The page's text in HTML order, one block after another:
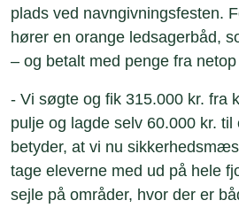
plads ved navngivningsfesten.
hører en orange ledsagerbåd,
– og betalt med penge fra
- Vi søgte og fik 315.000 kr. fra
pulje og lagde selv 60.000 kr.
betyder, at vi nu
tage eleverne med ud på hele
sejle på områder, hvor der er